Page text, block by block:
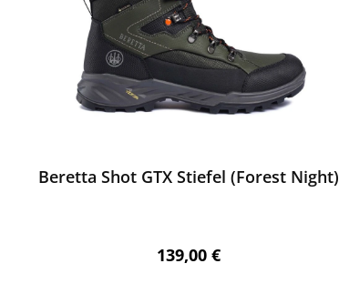
Beretta Shot GTX Stiefel (Forest Night)
Regulärer Preis:
139,00 €